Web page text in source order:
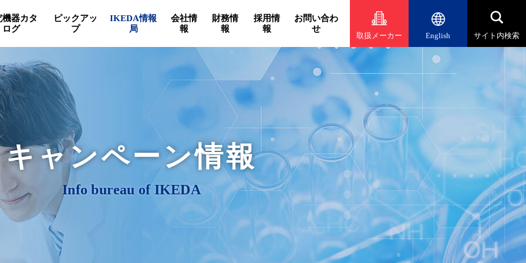
機器カタ
ログ
ピックアッ
プ
IKEDA情報
局
会社情
報
財務情
報
採用情
報
お問い合わ
せ
取扱メーカー English サイト内検索
キャンペーン情報